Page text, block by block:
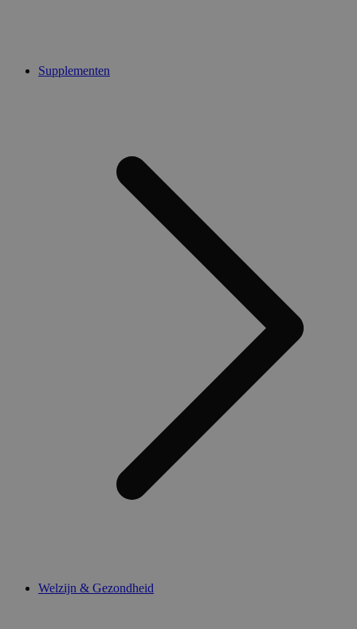
Supplementen
Welzijn & Gezondheid